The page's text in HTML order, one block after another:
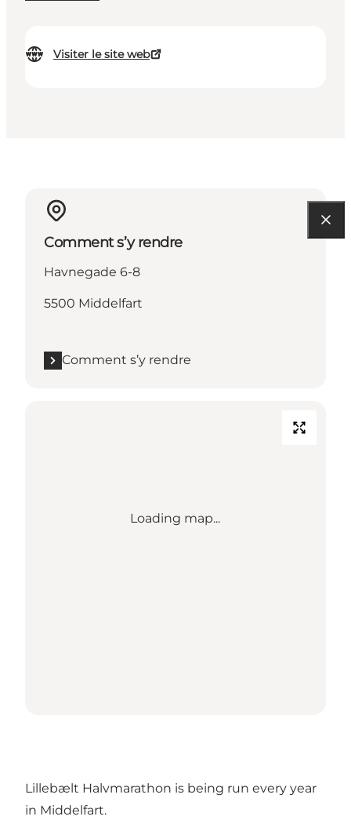
Visiter le site web
Comment s’y rendre
Havnegade 6-8
5500 Middelfart
Comment s’y rendre
Loading map...
Lillebælt Halvmarathon is being run every year
in Middelfart.